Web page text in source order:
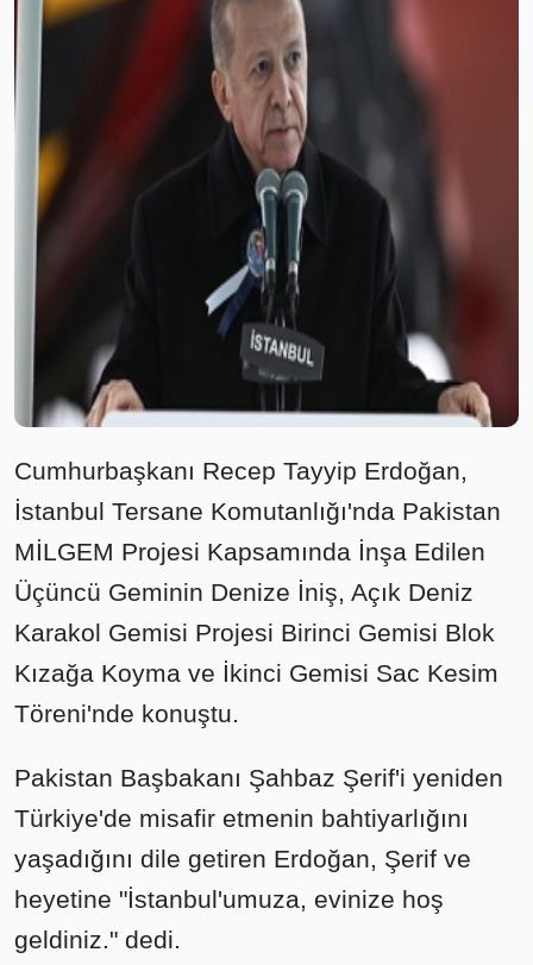
Cumhurbaşkanı Recep Tayyip Erdoğan,
İstanbul Tersane Komutanlığı'nda Pakistan
MİLGEM Projesi Kapsamında İnşa Edilen
Üçüncü Geminin Denize İniş, Açık Deniz
Karakol Gemisi Projesi Birinci Gemisi Blok
Kızağa Koyma ve İkinci Gemisi Sac Kesim
Töreni'nde konuştu.
Pakistan Başbakanı Şahbaz Şerif'i yeniden
Türkiye'de misafir etmenin bahtiyarlığını
yaşadığını dile getiren Erdoğan, Şerif ve
heyetine "İstanbul'umuza, evinize hoş
geldiniz." dedi.